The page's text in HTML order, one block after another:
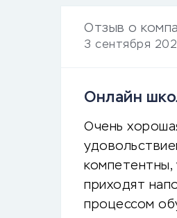
Отзыв о
3 сентября
Онлайн
Очень
компетентны,
приходят
процессом